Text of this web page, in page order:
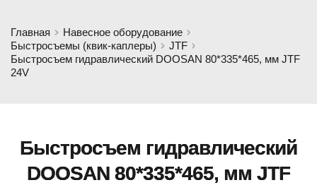
Главная
Навесное оборудование
Быстросъемы (квик-каплеры)
JTF
Быстросъем гидравлический DOOSAN 80*335*465, мм JTF
24V
Быстросъем гидравлический
DOOSAN 80*335*465, мм JTF